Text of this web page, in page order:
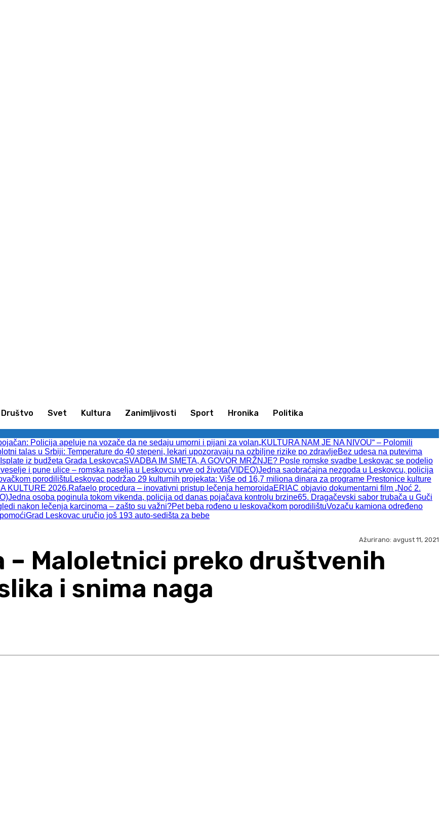
Društvo Svet Kultura Zanimljivosti Sport Hronika Politika
Policija apeluje na vozače da ne sedaju umorni i pijani za volan„KULTURA NAM JE NA NIVOU“ – Polomili
talas u Srbiji: Temperature do 40 stepeni, lekari upozoravaju na ozbiljne rizike po zdravljeBez udesa na putevima
Isplate iz budžeta Grada LeskovcaSVADBA IM SMETA, A GOVOR MRŽNJE? Posle romske svadbe Leskovac se podelio
i pune ulice – romska naselja u Leskovcu vrve od života(VIDEO)Jedna saobraćajna nezgoda u Leskovcu, policija
porodilištu Leskovac podržao 29 kulturnih projekata: Više od 16,7 miliona dinara za programe Prestonice kulture
KULTURE 2026.Rafaelo procedura – inovativni pristup lečenja hemoroidaERIAC objavio dokumentarni film „Noć 2.
Jedna osoba poginula tokom vikenda, policija od danas pojačava kontrolu brzine65. Dragačevski sabor trubača u Guči
nakon lečenja karcinoma – zašto su važni?Pet beba rođeno u leskovačkom porodilištuVozaču kamiona određeno
Grad Leskovac uručio još 193 auto-sedišta za bebe
Ažurirano: avgust 11, 2021
– Maloletnici preko društvenih
i snima naga